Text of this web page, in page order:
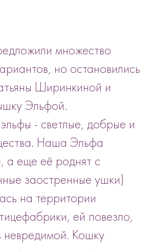
множество
но остановились
Ширинкиной и
Эльфой.
- светлые, добрые и
Наша Эльфа
а еще её роднят с
заостренные ушки)
на территории
ей повезло,
невредимой. Кошку